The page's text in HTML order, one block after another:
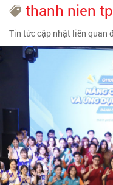
thanh nien
Tin tức cập nhật liên quan